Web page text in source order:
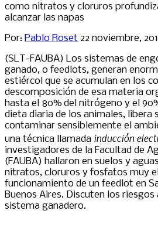
como nitratos y cloruros
alcanzar las napas
Por: Pablo Roset 22 noviembre,
(SLT-FAUBA) Los sistemas de
ganado, o feedlots, generan
estiércol que se acumulan en los
descomposición de esa materia
hasta el 80% del nitrógeno y el
dieta diaria de los animales, libera
contaminar sensiblemente el
una técnica llamada inducción
investigadores de la Facultad de
(FAUBA) hallaron en suelos y
nitratos, cloruros y fosfatos muy
funcionamiento de un feedlot en
Buenos Aires. Discuten los
sistema ganadero.